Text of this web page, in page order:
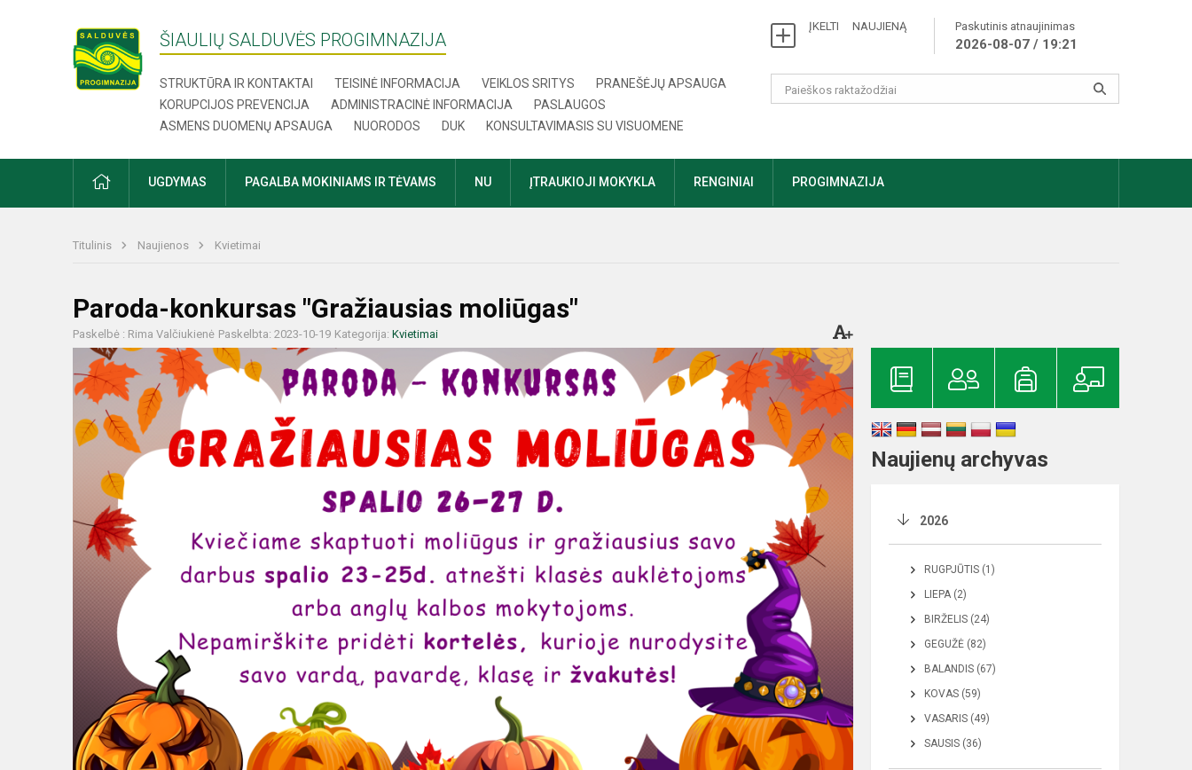
ŠIAULIŲ SALDUVĖS PROGIMNAZIJA
STRUKTŪRA IR KONTAKTAI TEISINĖ INFORMACIJA VEIKLOS SRITYS
PRANEŠĖJŲ APSAUGA
KORUPCIJOS PREVENCIJA
ADMINISTRACINĖ INFORMACIJA
PASLAUGOS
ASMENS DUOMENŲ APSAUGA
NUORODOS DUK KONSULTAVIMASIS SU VISUOMENE
ĮKELTI NAUJIENĄ Paskutinis atnaujinimas
2026-08-07 / 19:21
UGDYMAS PAGALBA MOKINIAMS IR TĖVAMS NU ĮTRAUKIOJI MOKYKLA RENGINIAI PROGIMNAZIJA
Titulinis Naujienos Kvietimai
Paroda-konkursas "Gražiausias moliūgas"
Paskelbė : Rima Valčiukienė Paskelbta: 2023-10-19 Kategorija: Kvietimai
Naujienų archyvas
2026
RUGPJŪTIS (1)
LIEPA (2)
BIRŽELIS (24)
GEGUŽĖ (82)
BALANDIS (67)
KOVAS (59)
VASARIS (49)
SAUSIS (36)